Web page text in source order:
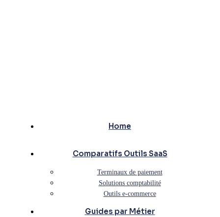
Home
Comparatifs Outils SaaS
Terminaux de paiement
Solutions comptabilité
Outils e-commerce
Guides par Métier